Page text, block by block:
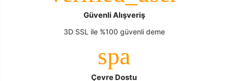
Güvenli Alışveriş
3D SSL ile %100 güvenli deme
Çevre Dostu